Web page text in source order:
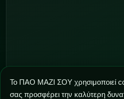
Το ΠΑΟ ΜΑΖΙ ΣΟΥ χρησιμοποιεί
σας προσφέρει την καλύτερη